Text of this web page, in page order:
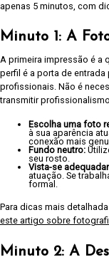
apenas 5 minutos, com
Minuto 1: A
A primeira impressão é a
perfil é a porta de
profissionais. Não é
transmitir
Escolha uma foto
à sua aparência
conexão mais
Fundo neutro:
seu rosto.
Vista-se
atuação. Se
formal.
Para dicas mais
este artigo sobre
Minuto 2: A